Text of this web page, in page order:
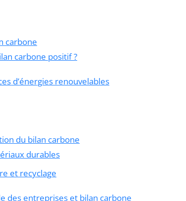
carbone
carbone positif ?
d’énergies renouvelables
du bilan carbone
durables
et recyclage
des entreprises et bilan carbone